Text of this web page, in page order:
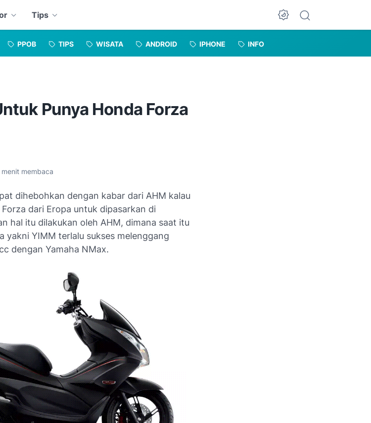
Tips
Dark Mode
PPOB TIPS WISATA ANDROID IPHONE INFO
Punya Honda Forza
menit membaca
dihebohkan dengan kabar dari AHM kalau
dari Eropa untuk dipasarkan di
hal itu dilakukan oleh AHM, dimana saat itu
yakni YIMM terlalu sukses melenggang
dengan Yamaha NMax.